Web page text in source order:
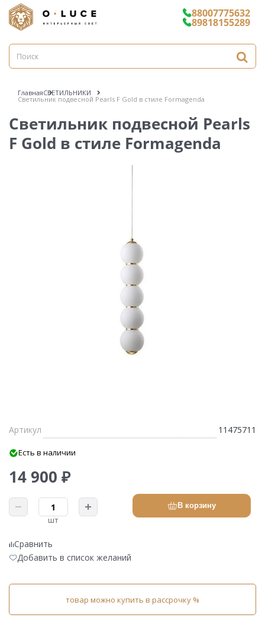
88007775632
89818155289
ГлавнаяСВЕТИЛЬНИКИ
Светильник подвесной Pearls F Gold в стиле Formagenda
Светильник подвесной Pearls
F Gold в стиле Formagenda
Артикул 11475711
Есть в наличии
14 900 ₽
шт
В корзину
Сравнить
Добавить в список желаний
товар можно купить в рассрочку %